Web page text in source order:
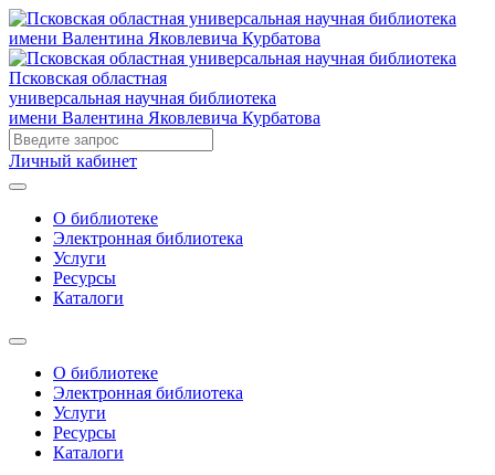
Псковская областная
универсальная научная библиотека
имени Валентина Яковлевича Курбатова
Личный кабинет
О библиотеке
Электронная библиотека
Услуги
Ресурсы
Каталоги
О библиотеке
Электронная библиотека
Услуги
Ресурсы
Каталоги